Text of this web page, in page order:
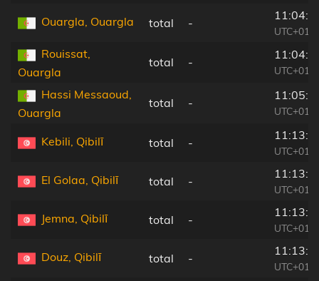
Ouargla, Ouargla total -
Rouissat,
Ouargla
total -
Hassi Messaoud,
Ouargla
total -
Kebili, Qibilī total -
El Golaa, Qibilī total -
Jemna, Qibilī total -
Douz, Qibilī total -